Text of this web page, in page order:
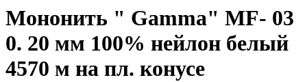
Мононить " Gamma" MF- 03
0. 20 мм 100% нейлон белый
4570 м на пл. конусе